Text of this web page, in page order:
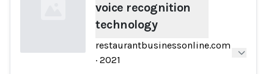
voice recognition
technology
restaurantbusinessonline.com
· 2021